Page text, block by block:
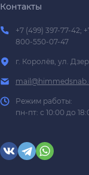
Контакты
+7 (499) 397-77-42;
800-550-07-47
г. Королёв, ул.
Режим работы:
пн-пт: с 10:00 до